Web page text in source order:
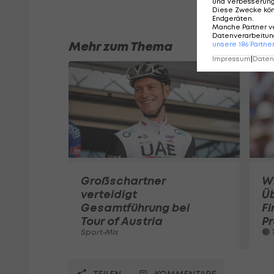
Mehr zum Thema
Großschartner
verteidigt
Gesamtführung bei
Tour of Austria
Sport-Mix
Diese Zwecke
Endgeräten
Manche Partner
unsere 186 Partner
Impressum|